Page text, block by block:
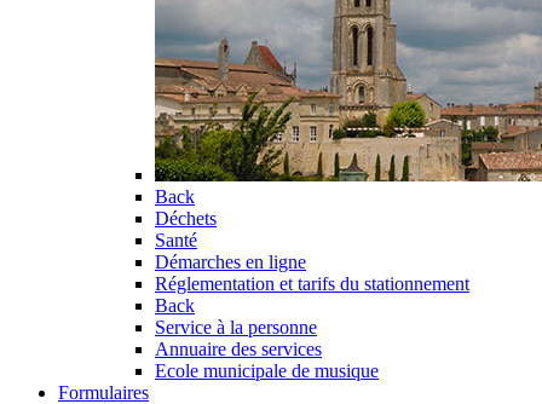
Back
Déchets
Santé
Démarches en ligne
Réglementation et tarifs du stationnement
Back
Service à la personne
Annuaire des services
Ecole municipale de musique
Formulaires